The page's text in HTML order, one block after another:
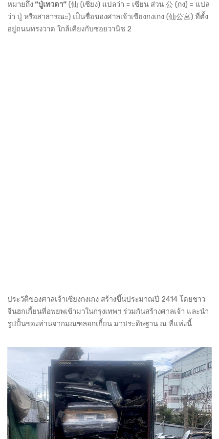
หมายถึง“ปู่เทวดา” (仙 (เซียง) แปลว่า = เซียน ส่วน 公 (กง) = แปล
ว่า ปู่ หรือสาธารณะ) เป็นชื่อของศาลเจ้าเซียงกงเกง (仙公宮) ที่ตั้ง
อยู่ถนนทรงวาด ใกล้เคียงกับซอยวานิช 2
ประวัติของศาลเจ้าเซียงกงเกง สร้างขึ้นประมาณปี 2414 โดยชาว
จีนฮกเกี้ยนที่อพยพเข้ามาในกรุงเทพฯ ร่วมกันสร้างศาลเจ้า และนำ
รูปปั้นของท่านจากมณฑลฮกเกี้ยน มาประดิษฐาน ณ ที่แห่งนี้